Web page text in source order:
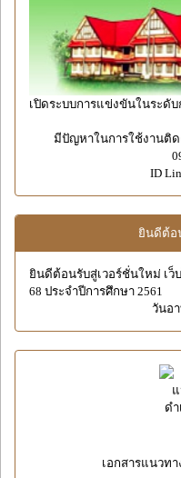
เปิดระบบการแข่งขันในระดั
มีปัญหาในการใช้งานติ
ID
ยินดีต้อ
ยินดีต้อนรับสู่เวอร์ชั่นใหม่ เ
68 ประจำปีการศึกษา 2561
วันอ
เอกสารแนวท